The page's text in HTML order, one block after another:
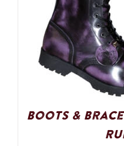
Boots &